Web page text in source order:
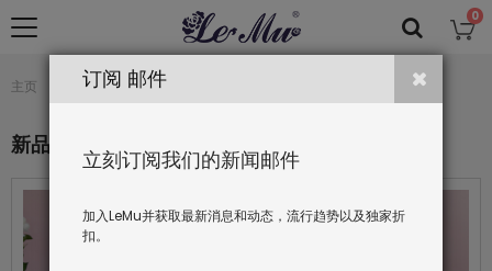
0
主页 收藏 新品
新品
订阅 邮件
立刻订阅我们的新闻邮件
加入LeMu并获取最新消息和动态，流行趋势以及独家折
扣。